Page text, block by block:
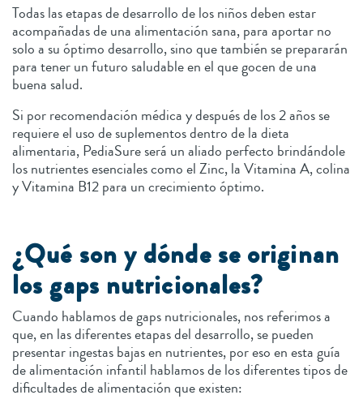
Todas las etapas de desarrollo de los niños deben estar
acompañadas de una alimentación sana, para aportar no
solo a su óptimo desarrollo, sino que también se prepararán
para tener un futuro saludable en el que gocen de una
buena salud.
Si por recomendación médica y después de los 2 años se
requiere el uso de suplementos dentro de la dieta
alimentaria, PediaSure será un aliado perfecto brindándole
los nutrientes esenciales como el Zinc, la Vitamina A, colina
y Vitamina B12 para un crecimiento óptimo.
¿Qué son y dónde se originan
los gaps nutricionales?
Cuando hablamos de gaps nutricionales, nos referimos a
que, en las diferentes etapas del desarrollo, se pueden
presentar ingestas bajas en nutrientes, por eso en esta guía
de alimentación infantil hablamos de los diferentes tipos de
dificultades de alimentación que existen: